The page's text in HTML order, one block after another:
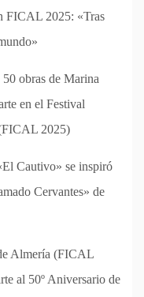
FICAL 2025: «Tras
obras de Marina
en el Festival
2025)
Cautivo» se inspiró
Cervantes» de
Almería (FICAL
al 50º Aniversario de